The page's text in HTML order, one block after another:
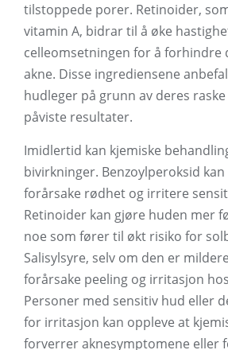
tilstoppede porer. Retinoider,
vitamin A, bidrar til å øke
celleomsetningen for å forhindre
akne. Disse ingrediensene
hudleger på grunn av deres
påviste resultater.
Imidlertid kan kjemiske
bivirkninger. Benzoylperoksid
forårsake rødhet og irritere
Retinoider kan gjøre huden mer
noe som fører til økt risiko for
Salisylsyre, selv om den er
forårsake peeling og irritasjon
Personer med sensitiv hud eller
for irritasjon kan oppleve at
forverrer aknesymptomene eller